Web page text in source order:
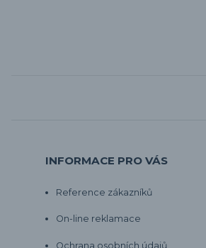
INFORMACE PRO VÁS
Reference zákazníků
On-line reklamace
Ochrana osobních údajů